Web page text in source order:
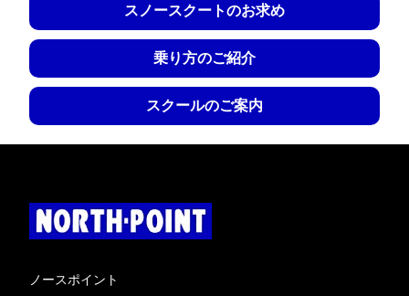
スノースクートのお求め
乗り方のご紹介
スクールのご案内
ノースポイント